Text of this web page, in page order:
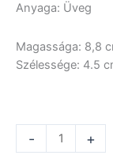
Anyaga: Üveg
Magassága: 8,8
Szélessége: 4.5
-
Neves
+